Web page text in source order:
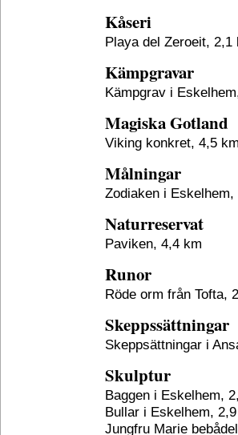
Kåseri
Playa del Zeroeit, 2,1
Kämpgravar
Kämpgrav i
Magiska Gotland
Viking konkret, 4,5 km
Målningar
Zodiaken i Eskelhem,
Naturreservat
Paviken, 4,4 km
Runor
Röde orm från Tofta,
Skeppssättningar
Skeppsättningar i
Skulptur
Baggen i Eskelhem,
Bullar i Eskelhem,
Jungfru Marie